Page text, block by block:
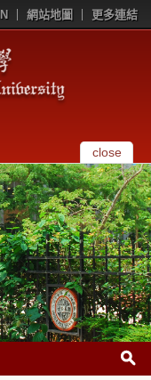
網站地圖 更多連結
close